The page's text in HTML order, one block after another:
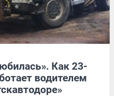
Как 23-
водителем